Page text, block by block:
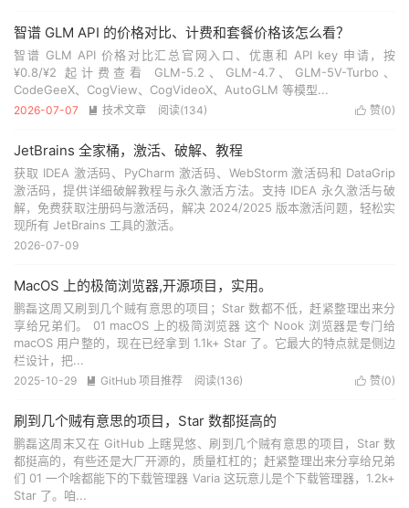
智谱 GLM API 的价格对比、计费和套餐价格该怎么看？
智谱 GLM API 价格对比汇总官网入口、优惠和 API key 申请，按
¥0.8/¥2 起计费查看 GLM-5.2、GLM-4.7、GLM-5V-Turbo、
CodeGeeX、CogView、CogVideoX、AutoGLM 等模型...
 赞(0)
2026-07-07  技术文章 阅读(134)
JetBrains 全家桶，激活、破解、教程
获取 IDEA 激活码、PyCharm 激活码、WebStorm 激活码和 DataGrip
激活码，提供详细破解教程与永久激活方法。支持 IDEA 永久激活与破
解，免费获取注册码与激活码，解决 2024/2025 版本激活问题，轻松实
现所有 JetBrains 工具的激活。
2026-07-09
MacOS 上的极简浏览器,开源项目，实用。
鹏磊这周又刷到几个贼有意思的项目；Star 数都不低，赶紧整理出来分
享给兄弟们。 01 macOS 上的极简浏览器 这个 Nook 浏览器是专门给
macOS 用户整的，现在已经拿到 1.1k+ Star 了。它最大的特点就是侧边
栏设计，把...
 赞(0)
2025-10-29  GitHub 项目推荐 阅读(136)
刷到几个贼有意思的项目，Star 数都挺高的
鹏磊这周末又在 GitHub 上瞎晃悠、刷到几个贼有意思的项目，Star 数
都挺高的，有些还是大厂开源的，质量杠杠的；赶紧整理出来分享给兄弟
们 01 一个啥都能下的下载管理器 Varia 这玩意儿是个下载管理器，1.2k+
Star 了。咱...